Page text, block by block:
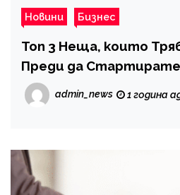
Новини Бизнес
Топ 3 Неща, които
Преди да Стартирате
admin_news 1 година